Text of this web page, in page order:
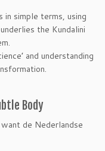
in simple terms, using
the Kundalini
and understanding
Body
want de Nederlandse